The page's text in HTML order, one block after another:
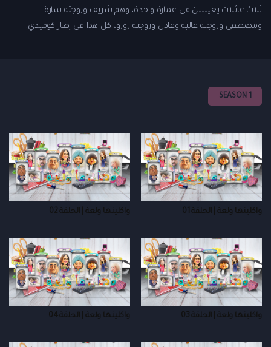
ثلاث عائلات يعيشن في عمارة واحدة، وهم شريف وزوجته سارة
ومصطفى وزوجته عالية وعادل وزوجته زوزو، كل هذا في إطار كوميدي.
SEASON 1
واكلينها ولعة | الحلقة 01 واكلينها ولعة | الحلقة 02
واكلينها ولعة | الحلقة 03 واكلينها ولعة | الحلقة 04